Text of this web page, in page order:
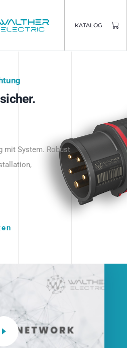
KATALOG
hier.
mit System. Robust
und